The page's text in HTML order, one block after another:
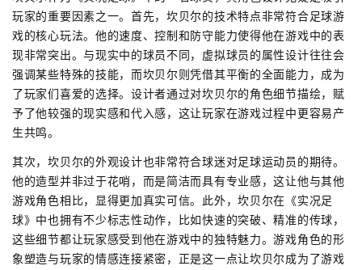
玩家的重要因素之一。首先，坎贝尔的技术特点非常符合足球游
戏的核心玩法。他的速度、控制和防守能力使得他在游戏中的表
现非常突出。与现实中的球员不同，虚拟球员的属性设计往往会
强调某些特殊的技能，而坎贝尔则凭借其平衡的全面能力，成为
了玩家们喜爱的选择。设计者通过对坎贝尔的角色细节描绘，赋
予了他较强的现实感和代入感，这让玩家在游戏过程中更容易产
生共鸣。
其次，坎贝尔的外观设计也非常符合球迷对足球运动员的期待。
他的造型并非过于花哨，而是简洁而具有专业感，这让他与其他
游戏角色相比，显得更加真实可信。此外，坎贝尔在《实况足
球》中也拥有不少标志性动作，比如快速的突破、精准的传球，
这些细节都让玩家感受到他在游戏中的独特魅力。游戏角色的形
象塑造与玩家的情感连接紧密，正是这一点让坎贝尔成为了游戏